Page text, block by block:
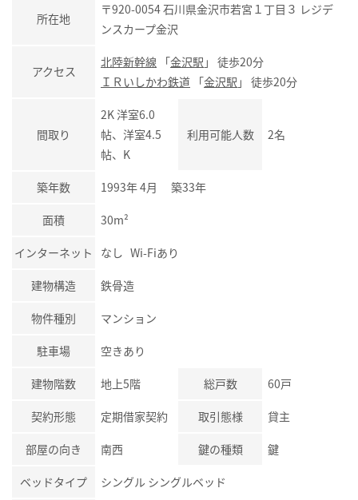
所在地
〒920-0054 石川県金沢市若宮１丁目３ レジデ
ンスカープ金沢
アクセス
北陸新幹線 「金沢駅 」 徒歩20分
ＩＲいしかわ鉄道 「金沢駅 」 徒歩20分
間取り
2K 洋室6.0
帖、洋室4.5
帖、K
利用可能人数 2名
築年数 1993年 4月 築33年
面積 30m²
インターネット なし Wi-Fiあり
建物構造 鉄骨造
物件種別 マンション
駐車場 空きあり
建物階数 地上5階 総戸数 60戸
契約形態 定期借家契約 取引態様 貸主
部屋の向き 南西 鍵の種類 鍵
ベッドタイプ シングル シングルベッド